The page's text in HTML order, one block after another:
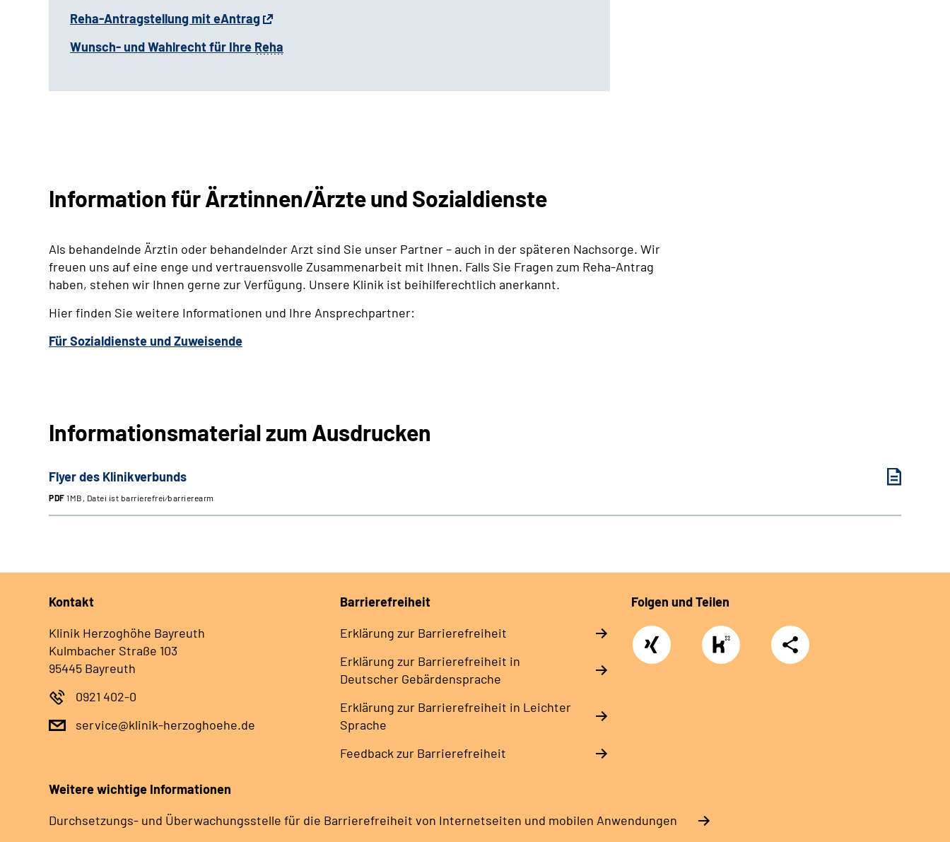
Reha-Antragstellung mit eAntrag
Wunsch- und Wahlrecht für Ihre Reha
Information für Ärztinnen/Ärzte und Sozialdienste
Als behandelnde Ärztin oder behandelnder Arzt sind Sie unser Partner – auch in der späteren Nachsorge. Wir
freuen uns auf eine enge und vertrauensvolle Zusammenarbeit mit Ihnen. Falls Sie Fragen zum Reha-Antrag
haben, stehen wir Ihnen gerne zur Verfügung. Unsere Klinik ist beihilferechtlich anerkannt.
Hier finden Sie weitere Informationen und Ihre Ansprechpartner:
Für Sozialdienste und Zuweisende
Informationsmaterial zum Ausdrucken
Flyer des Klinikverbunds
PDF 1MB, Datei ist barrierefrei⁄barrierearm
Kontakt
Klinik Herzoghöhe Bayreuth
Kulmbacher Straße 103
95445 Bayreuth
0921 402-0
service@klinik-herzoghoehe.de
Barrierefreiheit
Erklärung zur Barrierefreiheit
Erklärung zur Barrierefreiheit in
Deutscher Gebärdensprache
Erklärung zur Barrierefreiheit in Leichter
Sprache
Feedback zur Barrierefreiheit
Folgen und Teilen
Xing
https://www.kununu.com/de/deutsche-
rentenversicherung-
nordbayern6
Teilen
Weitere wichtige Informationen
Durchsetzungs- und Überwachungsstelle für die Barrierefreiheit von Internetseiten und mobilen Anwendungen